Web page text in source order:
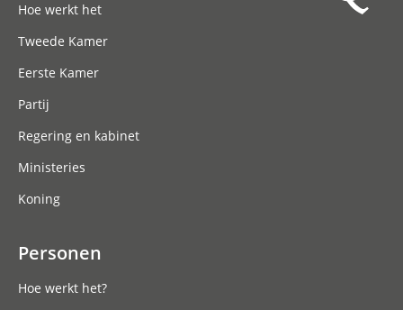
Hoe werkt het
Tweede Kamer
Eerste Kamer
Partij
Regering en kabinet
Ministeries
Koning
Personen
Hoe werkt het?